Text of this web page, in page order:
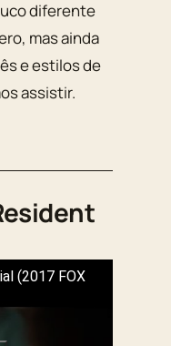
diferente
mas ainda
e estilos de
assistir.
(2017 FOX